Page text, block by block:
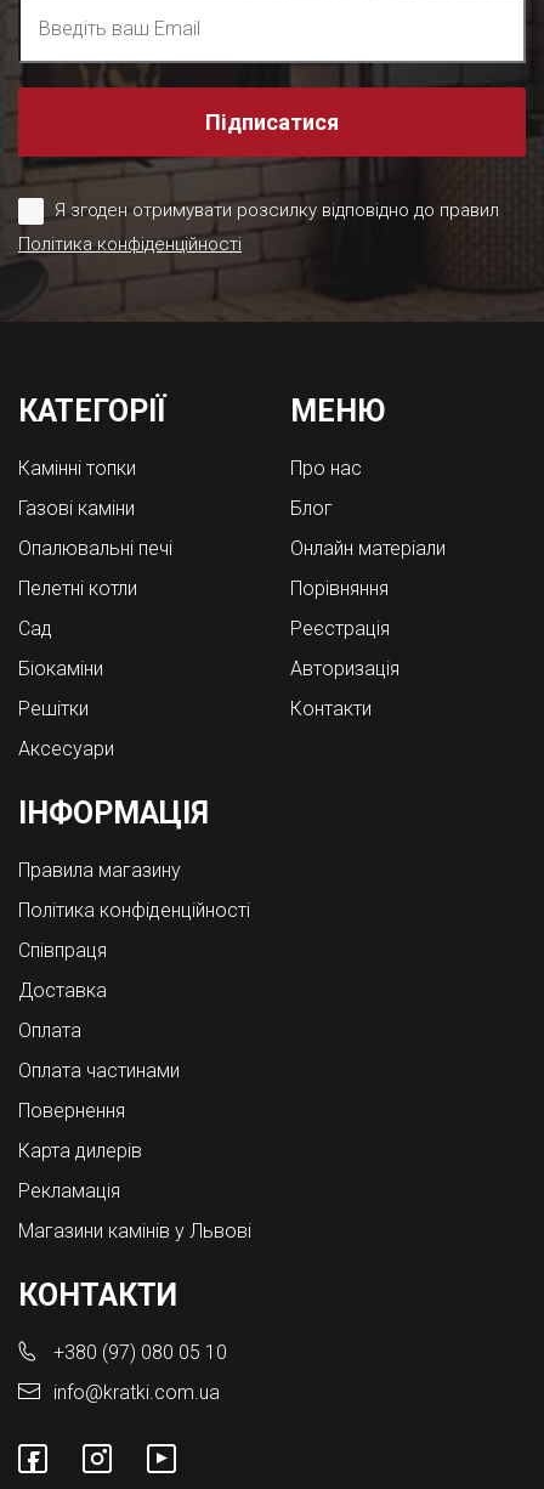
Підписатися
Я згоден отримувати розсилку відповідно до правил
Політика конфіденційності
КАТЕГОРІЇ
Камінні топки
Газові каміни
Опалювальні печі
Пелетні котли
Cад
Біокаміни
Решітки
Аксесуари
МЕНЮ
Про нас
Блог
Онлайн матеріали
Порівняння
Реєстрація
Авторизація
Контакти
ІНФОРМАЦІЯ
Правила магазину
Політика конфіденційності
Співпраця
Доставка
Оплата
Оплата частинами
Повернення
Карта дилерів
Рекламація
Магазини камінів у Львові
КОНТАКТИ
+380 (97) 080 05 10
info@kratki.com.ua